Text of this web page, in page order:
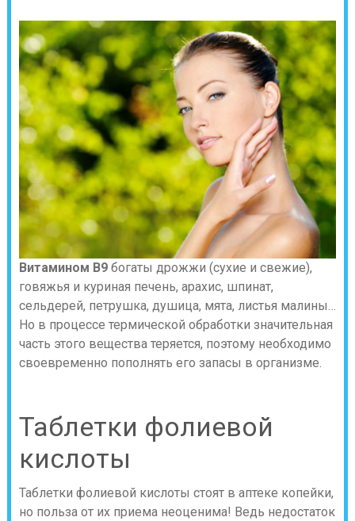
Витамином В9богаты дрожжи (сухие и свежие),
говяжья и куриная печень, арахис, шпинат,
сельдерей, петрушка, душица, мята, листья малины…
Но в процессе термической обработки значительная
часть этого вещества теряется, поэтому необходимо
своевременно пополнять его запасы в организме.
Таблетки фолиевой
кислоты
Таблетки фолиевой кислоты стоят в аптеке копейки,
но польза от их приема неоценима! Ведь недостаток